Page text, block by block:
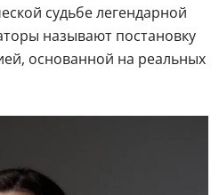
судьбе легендарной
называют постановку
основанной на реальных